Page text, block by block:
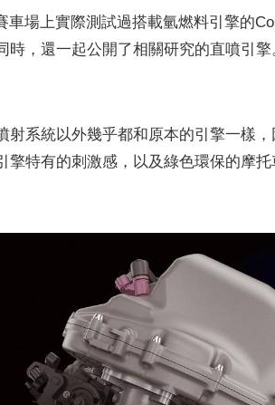
車場上實際測試過搭載氫燃料引擎的
時，還一起公開了相關研究的直噴引擎
射系統以外幾乎都和原本的引擎一樣
擎特有的刺激感，以及綠色環保的摩托